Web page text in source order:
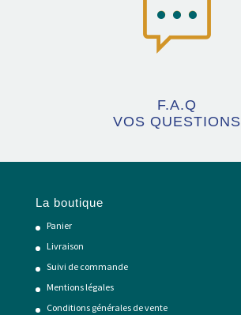
F.A.Q
VOS QUESTIONS
La boutique
Panier
Livraison
Suivi de commande
Mentions légales
Conditions générales de vente